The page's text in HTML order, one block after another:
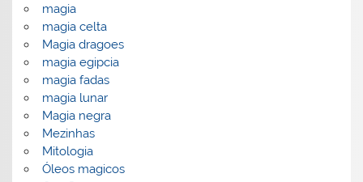
magia
magia celta
Magia dragoes
magia egipcia
magia fadas
magia lunar
Magia negra
Mezinhas
Mitologia
Óleos magicos